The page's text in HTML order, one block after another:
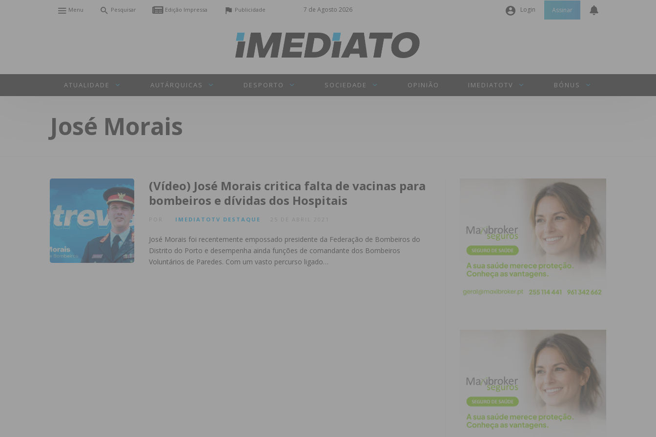
7 de Agosto 2026
Menu Pesquisar Edição Impressa Publicidade Login Assinar
ATUALIDADE AUTÁRQUICAS DESPORTO SOCIEDADE OPINIÃO IMEDIATOTV BÓNUS
José Morais
(Vídeo) José Morais critica falta de vacinas para
bombeiros e dívidas dos Hospitais
IMEDIATOTV DESTAQUE 25 DE ABRIL 2021
José Morais foi recentemente empossado presidente da Federação de Bombeiros do
Distrito do Porto e desempenha ainda funções de comandante dos Bombeiros
Voluntários de Paredes. Com um vasto percurso ligado…